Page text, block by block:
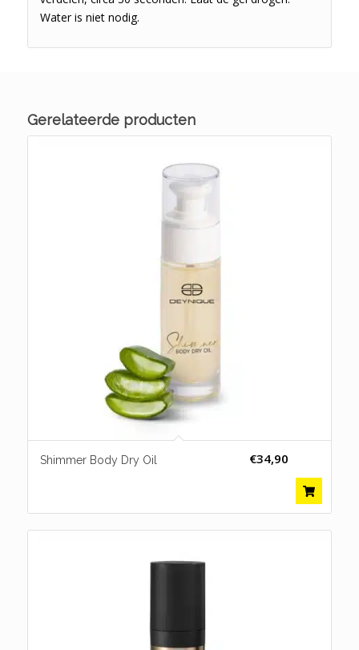
Water is niet nodig.
Gerelateerde producten
Shimmer Body Dry Oil €34,90